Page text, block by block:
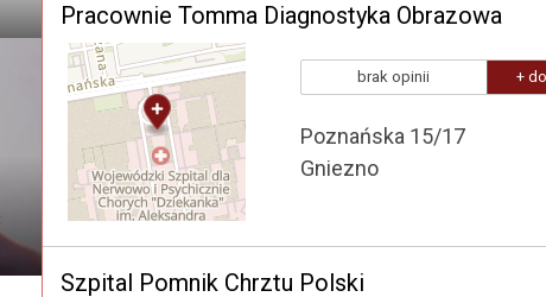
Pracownie Tomma Diagnostyka Obrazowa
brak opinii +
Poznańska 15/17
Gniezno
Szpital Pomnik Chrztu Polski